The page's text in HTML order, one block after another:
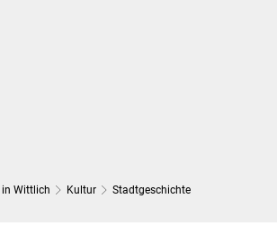
in Wittlich Kultur Stadtgeschichte